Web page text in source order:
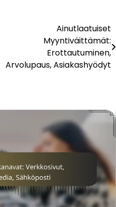
Ainutlaatuiset
Myyntiväittämät:
Erottautuminen,
Arvolupaus, Asiakashyödyt